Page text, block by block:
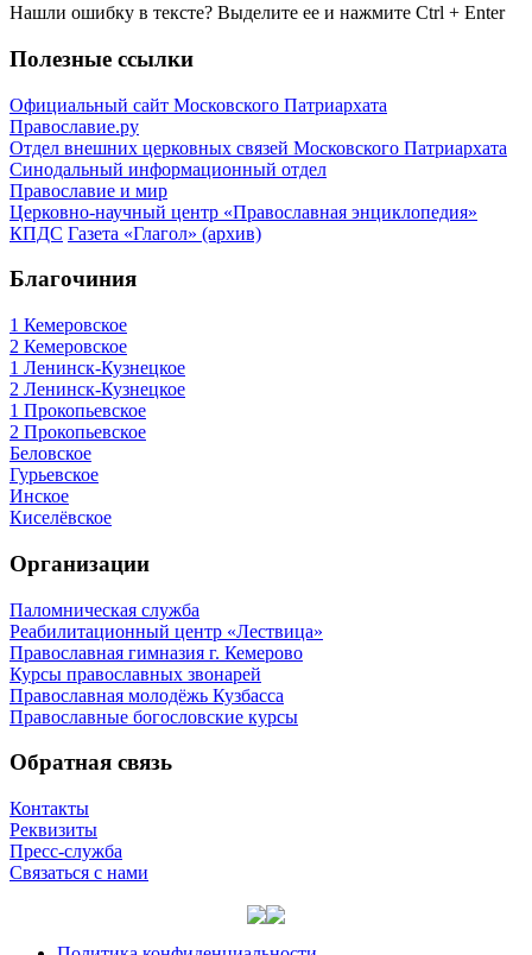
Нашли ошибку в тексте? Выделите ее и нажмите Ctrl + Enter
Полезные ссылки
Официальный сайт Московского Патриархата
Православие.ру
Отдел внешних церковных связей Московского Патриархата
Синодальный информационный отдел
Православие и мир
Церковно-научный центр «Православная энциклопедия»
КПДС Газета «Глагол» (архив)
Благочиния
1 Кемеровское
2 Кемеровское
1 Ленинск-Кузнецкое
2 Ленинск-Кузнецкое
1 Прокопьевское
2 Прокопьевское
Беловское
Гурьевское
Инское
Киселёвское
Организации
Паломническая служба
Реабилитационный центр «Лествица»
Православная гимназия г. Кемерово
Курсы православных звонарей
Православная молодёжь Кузбасса
Православные богословские курсы
Обратная связь
Контакты
Реквизиты
Пресс-служба
Связаться с нами